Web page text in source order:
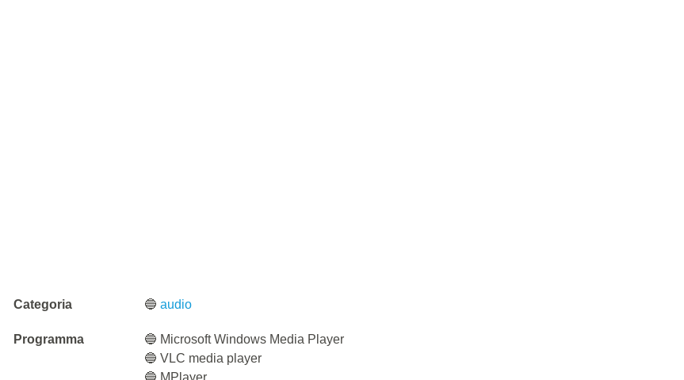
Categoria 🔵audio
Programma
🔵 Microsoft Windows Media Player
🔵 VLC media player
🔵 MPlayer